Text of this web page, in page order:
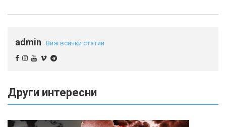
admin Виж всички статии
Други интересни